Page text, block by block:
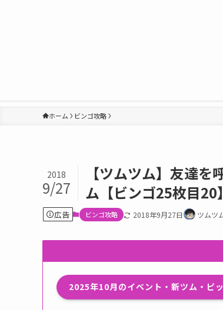
ホーム ビンゴ攻略
【ツムツム】友達
ム【ビンゴ25枚目20】
2018
9/27
広告 ビンゴ攻略 2018年9月27日 ツムツ
2025年10月のイベント・新ツム・ピ